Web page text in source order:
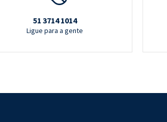
51 3714 1014
Ligue para a gente